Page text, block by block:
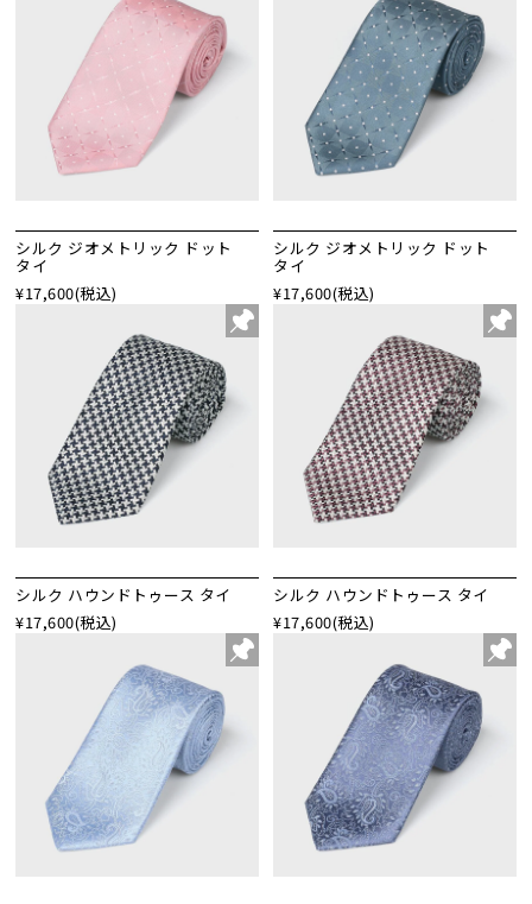
シルク ジオメトリック ドット
タイ
¥17,600(税込)
シルク ジオメトリック ドット
タイ
¥17,600(税込)
シルク ハウンドトゥース タイ
¥17,600(税込)
シルク ハウンドトゥース タイ
¥17,600(税込)